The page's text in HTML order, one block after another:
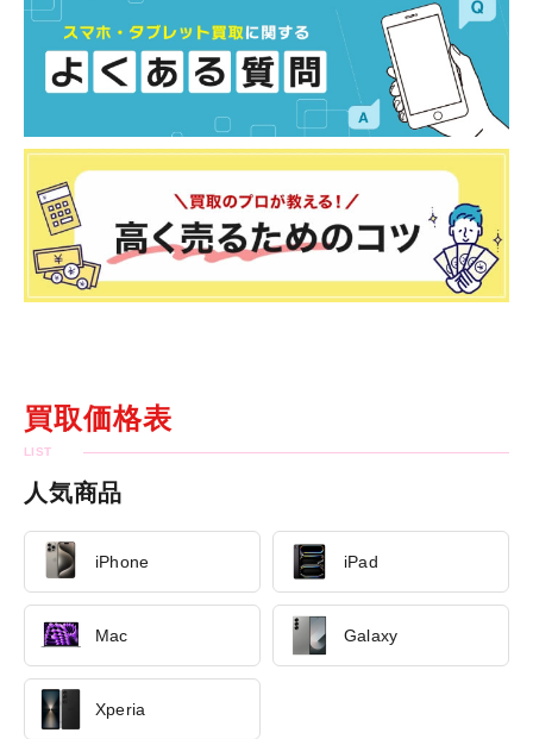
買取価格表
人気商品
iPhone iPad
Mac Galaxy
Xperia